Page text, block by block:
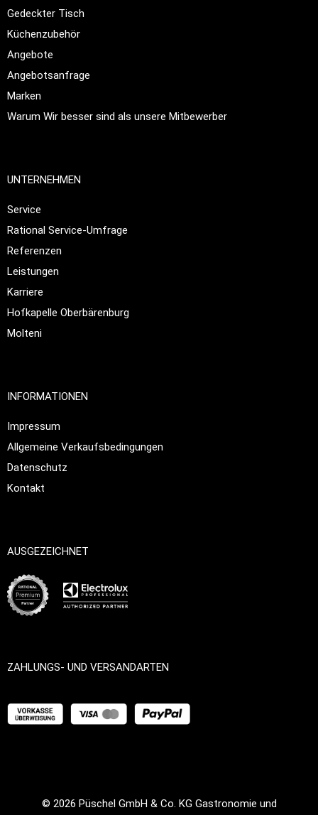
Gedeckter Tisch
Küchenzubehör
Angebote
Angebotsanfrage
Marken
Warum Wir besser sind als unsere Mitbewerber
UNTERNEHMEN
Service
Rational Service-Umfrage
Referenzen
Leistungen
Karriere
Hofkapelle Oberbärenburg
Molteni
INFORMATIONEN
Impressum
Allgemeine Verkaufsbedingungen
Datenschutz
Kontakt
AUSGEZEICHNET
ZAHLUNGS- UND VERSANDARTEN
© 2026 Püschel GmbH & Co. KG Gastronomie und